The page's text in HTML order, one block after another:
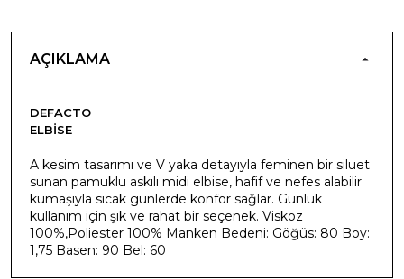
AÇIKLAMA
DEFACTO
ELBISE
A kesim tasarımı ve V yaka detayıyla feminen bir siluet
sunan pamuklu askılı midi elbise, hafif ve nefes alabilir
kumaşıyla sıcak günlerde konfor sağlar. Günlük
kullanım için şık ve rahat bir seçenek. Viskoz
100%,Poliester 100% Manken Bedeni: Göğüs: 80 Boy:
1,75 Basen: 90 Bel: 60